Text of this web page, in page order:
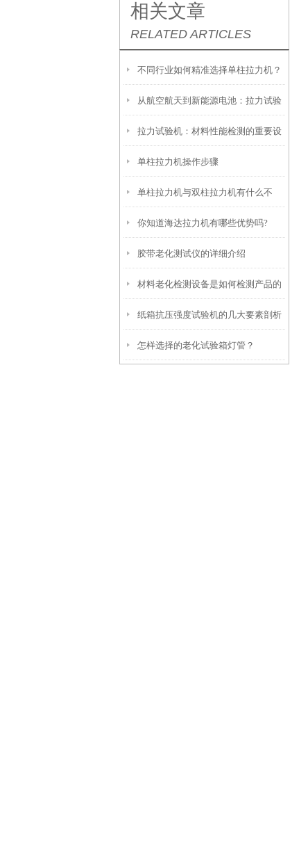
相关文章
RELATED ARTICLES
不同行业如何精准选择单柱拉力机？
从航空航天到新能源电池：拉力试验
仪如何重构材料力学性能测试标准？
拉力试验机：材料性能检测的重要设
备，如何保障工业安全与质量？
单柱拉力机操作步骤
单柱拉力机与双柱拉力机有什么不
同？
你知道海达拉力机有哪些优势吗?
胶带老化测试仪的详细介绍
材料老化检测设备是如何检测产品的
质量和持久性
纸箱抗压强度试验机的几大要素剖析
怎样选择的老化试验箱灯管？